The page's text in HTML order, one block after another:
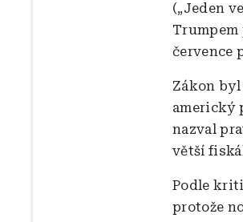
(„Jeden
Trumpem
července
Zákon byl
americký
nazval
větší
Podle
protože